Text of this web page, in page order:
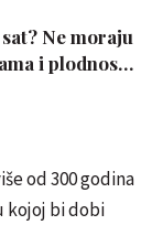
Ne moraju
i plodnosti,
od 300 godina
kojoj bi dobi